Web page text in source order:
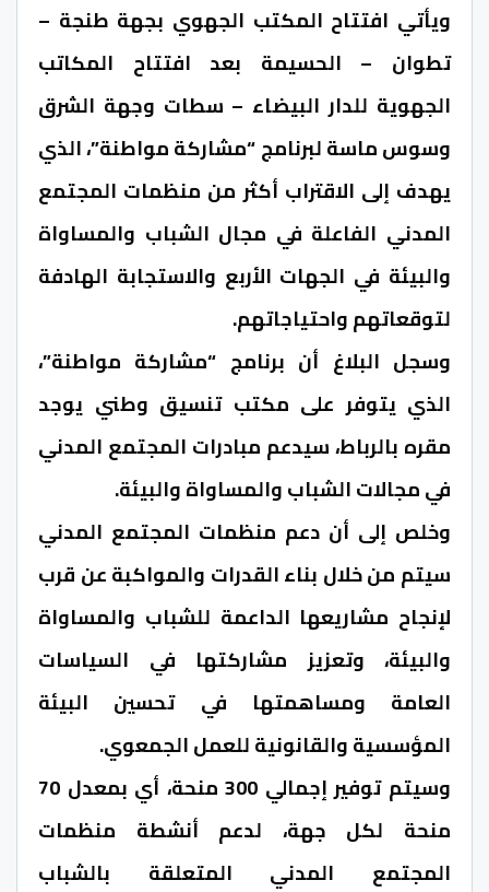
ويأتي افتتاح المكتب الجهوي بجهة طنجة –
تطوان – الحسيمة بعد افتتاح المكاتب
الجهوية للدار البيضاء – سطات وجهة الشرق
وسوس ماسة لبرنامج “مشاركة مواطنة”، الذي
يهدف إلى الاقتراب أكثر من منظمات المجتمع
المدني الفاعلة في مجال الشباب والمساواة
والبيئة في الجهات الأربع والاستجابة الهادفة
لتوقعاتهم واحتياجاتهم.
وسجل البلاغ أن برنامج “مشاركة مواطنة”،
الذي يتوفر على مكتب تنسيق وطني يوجد
مقره بالرباط، سيدعم مبادرات المجتمع المدني
في مجالات الشباب والمساواة والبيئة.
وخلص إلى أن دعم منظمات المجتمع المدني
سيتم من خلال بناء القدرات والمواكبة عن قرب
لإنجاح مشاريعها الداعمة للشباب والمساواة
والبيئة، وتعزيز مشاركتها في السياسات
العامة ومساهمتها في تحسين البيئة
المؤسسية والقانونية للعمل الجمعوي.
وسيتم توفير إجمالي 300 منحة، أي بمعدل 70
منحة لكل جهة، لدعم أنشطة منظمات
المجتمع المدني المتعلقة بالشباب